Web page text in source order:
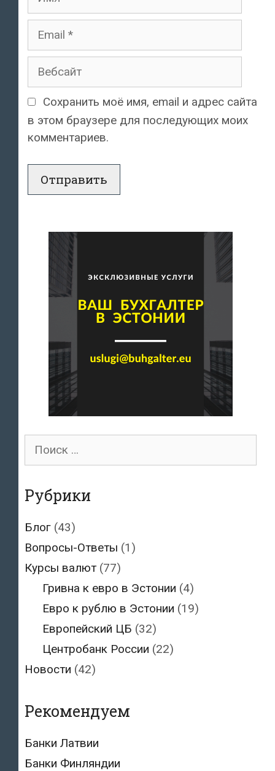
Email
Вебсайт
Сохранить моё имя, email и адрес сайта
в этом браузере для последующих моих
комментариев.
Рубрики
Блог (43)
Вопросы-Ответы (1)
Курсы валют (77)
Гривна к евро в Эстонии (4)
Евро к рублю в Эстонии (19)
Европейский ЦБ (32)
Центробанк России (22)
Новости (42)
Рекомендуем
Банки Латвии
Банки Финляндии